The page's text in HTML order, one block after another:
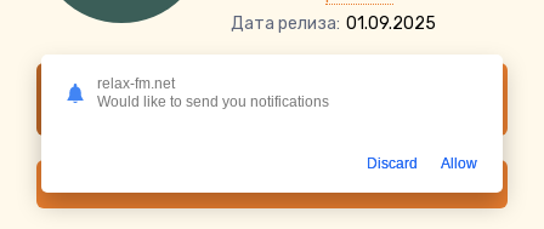
Дата релиза: 01.09.2025
Слушать онлайн Pritulenko - Ее ее город
накрыла ночная суета
relax-fm.net
Would like to send you notifications
Discard Allow